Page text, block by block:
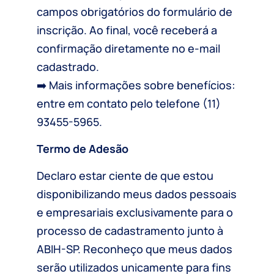
campos obrigatórios do formulário de
inscrição. Ao final, você receberá a
confirmação diretamente no e-mail
cadastrado.
➡️ Mais informações sobre benefícios:
entre em contato pelo telefone (11)
93455-5965.
Termo de Adesão
Declaro estar ciente de que estou
disponibilizando meus dados pessoais
e empresariais exclusivamente para o
processo de cadastramento junto à
ABIH-SP. Reconheço que meus dados
serão utilizados unicamente para fins